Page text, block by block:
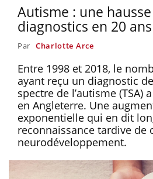
Autisme : une
diagnostics en 20 ans
Par Charlotte Arce
Entre 1998 et 2018, le
ayant reçu un diagnostic
spectre de l’autisme (TSA)
en Angleterre. Une
exponentielle qui en dit
reconnaissance tardive de
neurodéveloppement.